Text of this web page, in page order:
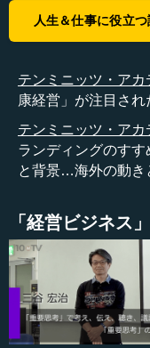
います。そしてこれ
きます。そういう意
「健康経営とは何か
いますので、まず健
まず「健康経営と
経営が機能するメカ
営をやっている会社
という方程式も出て
その後ですが、もと
に向かっていった理
なのですが、そのメ
を実現するにあたっ
みでやっていくこと
人生＆仕事に役立
テンミニッツ・アカ
康経営」が注目さ
テンミニッツ・アカ
ランディングのすす
と背景…海外の動き
「経営ビジネス